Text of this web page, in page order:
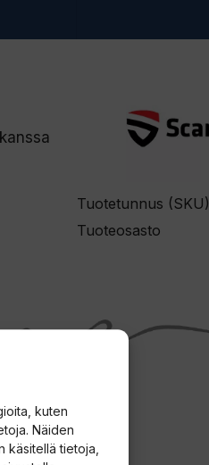
kuten
Näiden
käsitellä tietoja,
Tuotetunnus (SKU)
Tuoteosasto